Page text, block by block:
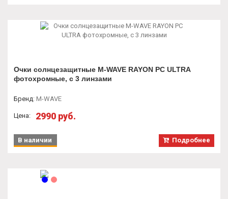
Очки солнцезащитные M-WAVE RAYON PC ULTRA
фотохромные, с 3 линзами
Бренд: M-WAVE
Цена: 2990 руб.
Подробнее
В наличии